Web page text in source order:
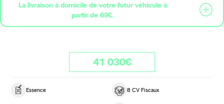
Essence 8 CV Fiscaux
41 030€
La livraison à domicile de votre futur véhicule à
partir de 69€.